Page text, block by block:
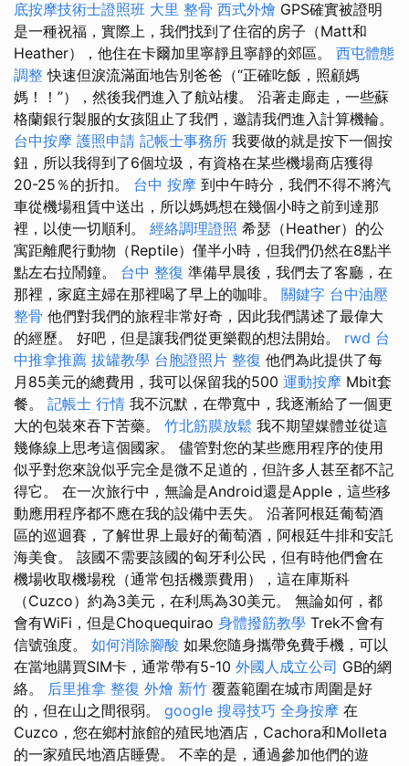
底按摩技術士證照班 大里 整骨 西式外燴 GPS確實被證明
是一種祝福，實際上，我們找到了住宿的房子（Matt和
Heather），他住在卡爾加里寧靜且寧靜的郊區。 西屯體態
調整 快速但淚流滿面地告別爸爸（“正確吃飯，照顧媽
媽！！”），然後我們進入了航站樓。 沿著走廊走，一些蘇
格蘭銀行製服的女孩阻止了我們，邀請我們進入計算機輪。
台中按摩 護照申請 記帳士事務所 我要做的就是按下一個按
鈕，所以我得到了6個垃圾，有資格在某些機場商店獲得
20-25％的折扣。 台中 按摩 到中午時分，我們不得不將汽
車從機場租賃中送出，所以媽媽想在幾個小時之前到達那
裡，以使一切順利。 經絡調理證照 希瑟（Heather）的公
寓距離爬行動物（Reptile）僅半小時，但我們仍然在8點半
點左右拉鬧鐘。 台中 整復 準備早晨後，我們去了客廳，在
那裡，家庭主婦在那裡喝了早上的咖啡。 關鍵字 台中油壓
整骨 他們對我們的旅程非常好奇，因此我們講述了最偉大
的經歷。 好吧，但是讓我們從更樂觀的想法開始。 rwd 台
中推拿推薦 拔罐教學 台胞證照片 整復 他們為此提供了每
月85美元的總費用，我可以保留我的500 運動按摩 Mbit套
餐。 記帳士 行情 我不沉默，在帶寬中，我逐漸給了一個更
大的包裝來吞下苦藥。 竹北筋膜放鬆 我不期望媒體並從這
幾條線上思考這個國家。 儘管對您的某些應用程序的使用
似乎對您來說似乎完全是微不足道的，但許多人甚至都不記
得它。 在一次旅行中，無論是Android還是Apple，這些移
動應用程序都不應在我的設備中丟失。 沿著阿根廷葡萄酒
區的巡迴賽，了解世界上最好的葡萄酒，阿根廷牛排和安託
海美食。 該國不需要該國的匈牙利公民，但有時他們會在
機場收取機場稅（通常包括機票費用），這在庫斯科
（Cuzco）約為3美元，在利馬為30美元。 無論如何，都
會有WiFi，但是Choquequirao 身體撥筋教學 Trek不會有
信號強度。 如何消除腳酸 如果您隨身攜帶免費手機，可以
在當地購買SIM卡，通常帶有5-10 外國人成立公司 GB的網
絡。 后里推拿 整復 外燴 新竹 覆蓋範圍在城市周圍是好
的，但在山之間很弱。 google 搜尋技巧 全身按摩 在
Cuzco，您在鄉村旅館的殖民地酒店，Cachora和Molleta
的一家殖民地酒店睡覺。 不幸的是，通過參加他們的遊